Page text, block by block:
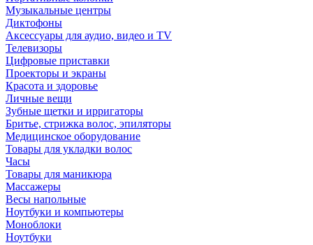
Музыкальные центры
Диктофоны
Аксессуары для аудио, видео и TV
Телевизоры
Цифровые приставки
Проекторы и экраны
Красота и здоровье
Личные вещи
Зубные щетки и ирригаторы
Бритье, стрижка волос, эпиляторы
Медицинское оборудование
Товары для укладки волос
Часы
Товары для маникюра
Массажеры
Весы напольные
Ноутбуки и компьютеры
Моноблоки
Ноутбуки